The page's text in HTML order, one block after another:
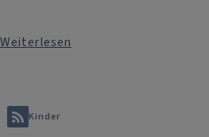
Weiterlesen
Kinder